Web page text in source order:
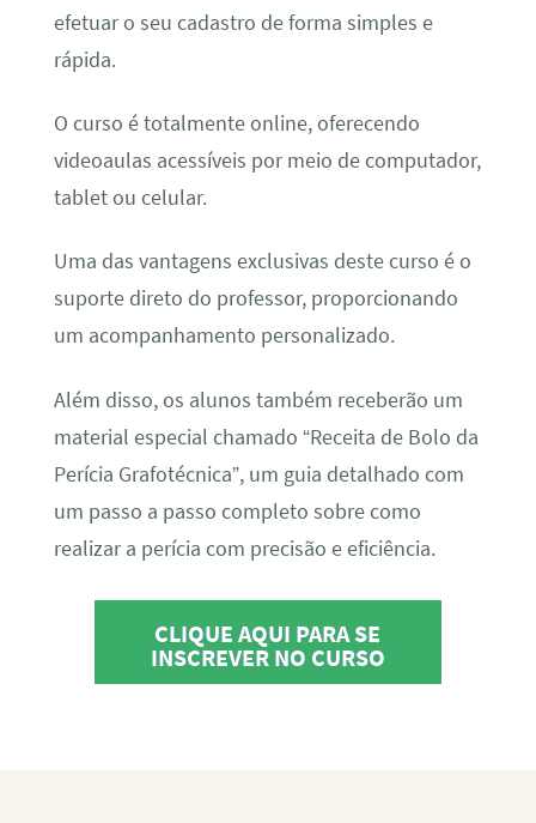
efetuar o seu cadastro de forma simples e
rápida.
O curso é totalmente online, oferecendo
videoaulas acessíveis por meio de computador,
tablet ou celular.
Uma das vantagens exclusivas deste curso é o
suporte direto do professor, proporcionando
um acompanhamento personalizado.
Além disso, os alunos também receberão um
material especial chamado “Receita de Bolo da
Perícia Grafotécnica”, um guia detalhado com
um passo a passo completo sobre como
realizar a perícia com precisão e eficiência.
CLIQUE AQUI PARA SE
INSCREVER NO CURSO